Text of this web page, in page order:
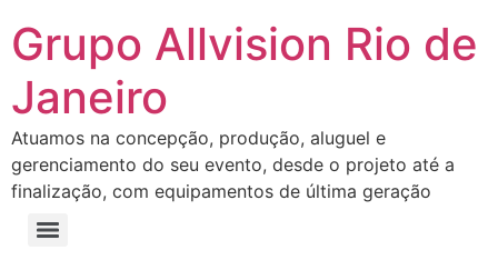
Grupo Allvision Rio de
Janeiro
Atuamos na concepção, produção, aluguel e
gerenciamento do seu evento, desde o projeto até a
finalização, com equipamentos de última geração